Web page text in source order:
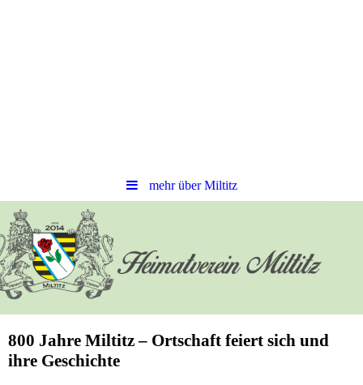
mehr über Miltitz
800 Jahre Miltitz – Ortschaft feiert sich und
ihre Geschichte